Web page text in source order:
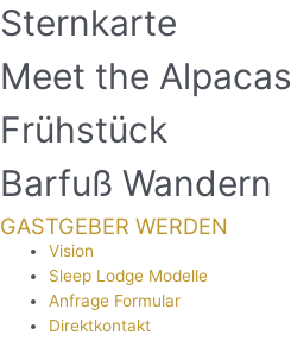
Sternkarte
Meet the Alpacas
Frühstück
Barfuß Wandern
GASTGEBER WERDEN
Vision
Sleep Lodge Modelle
Anfrage Formular
Direktkontakt